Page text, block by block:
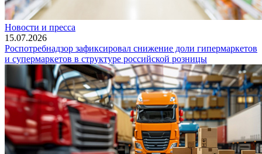
Новости и пресса
15.07.2026
Роспотребнадзор зафиксировал снижение доли гипермаркетов
и супермаркетов в структуре российской розницы